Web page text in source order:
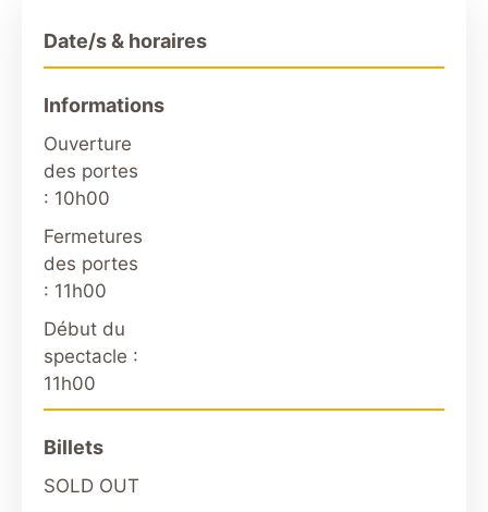
Date/s & horaires
Informations
Ouverture
des portes
: 10h00
Fermetures
des portes
: 11h00
Début du
spectacle :
11h00
Billets
SOLD OUT